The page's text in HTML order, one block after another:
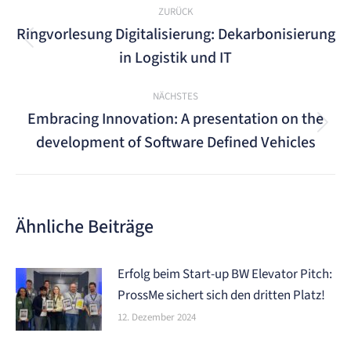
ZURÜCK
Vorheriger
Beitrag:
Ringvorlesung Digitalisierung: Dekarbonisierung
in Logistik und IT
NÄCHSTES
Nächster
Beitrag:
Embracing Innovation: A presentation on the
development of Software Defined Vehicles
Ähnliche Beiträge
Erfolg beim Start-up BW Elevator Pitch:
ProssMe sichert sich den dritten Platz!
12. Dezember 2024